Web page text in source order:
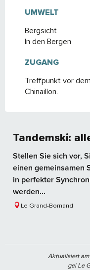
UMWELT
UMWELT
Bergsicht
In den Bergen
ZUGANG
ZUGANG
Treffpunkt vor
Chinaillon.
Tandemski:
Stellen Sie sich vor,
einen gemeinsamen
in perfekter
werden...
Le Grand-Bornand
Aktualisiert
gei Le